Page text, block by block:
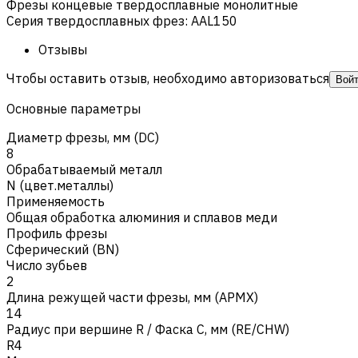
Фрезы концевые твердосплавные монолитные
Серия твердосплавных фрез: AAL150
Отзывы
Чтобы оставить отзыв, необходимо авторизоваться
Основные параметры
Диаметр фрезы, мм (DC)
8
Обрабатываемый металл
N (цвет.металлы)
Применяемость
Общая обработка алюминия и сплавов меди
Профиль фрезы
Сферический (BN)
Число зубьев
2
Длина режущей части фрезы, мм (APMX)
14
Радиус при вершине R / Фаска C, мм (RE/CHW)
R4